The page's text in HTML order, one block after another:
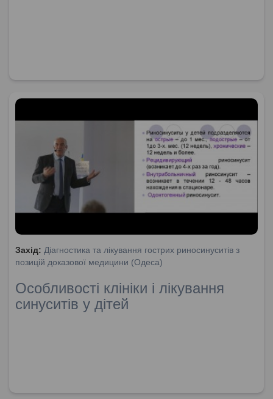
Захід: Діагностика та лікування гострих риносинуситів з
позицій доказової медицини (Одеса)
Особливості клініки і лікування
синуситів у дітей